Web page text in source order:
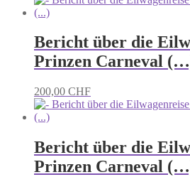
Bericht über die
Prinzen Carneval
200,00 CHF
Bericht über die
Prinzen Carneval